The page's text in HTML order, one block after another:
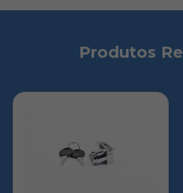
Produtos